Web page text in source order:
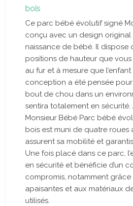
bois
Ce parc bébé évolutif signé
conçu avec un design original
naissance de bébé. Il dispose
positions de hauteur que
au fur et à mesure que
conception a été pensée
bout de chou dans un
sentira totalement en
Monsieur Bébé Parc bébé
bois est muni de quatre roues
assurent sa mobilité et
Une fois placé dans ce parc,
en sécurité et bénéficie d’un
compromis, notamment grâce
apaisantes et aux matériaux
utilisés.